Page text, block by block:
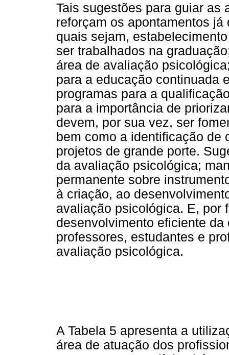
Tais sugestões para guiar as
reforçam os apontamentos
quais sejam,
ser trabalhados na
área de avaliação
para a educação continuada
programas para a
para a importância de
devem, por sua vez, ser
bem como a identificação de
projetos de grande porte.
da avaliação psicológica;
permanente sobre
à criação, ao
avaliação psicológica. E, por
desenvolvimento eficiente
professores, estudantes e
avaliação psicológica.
A Tabela 5 apresenta a
área de atuação dos